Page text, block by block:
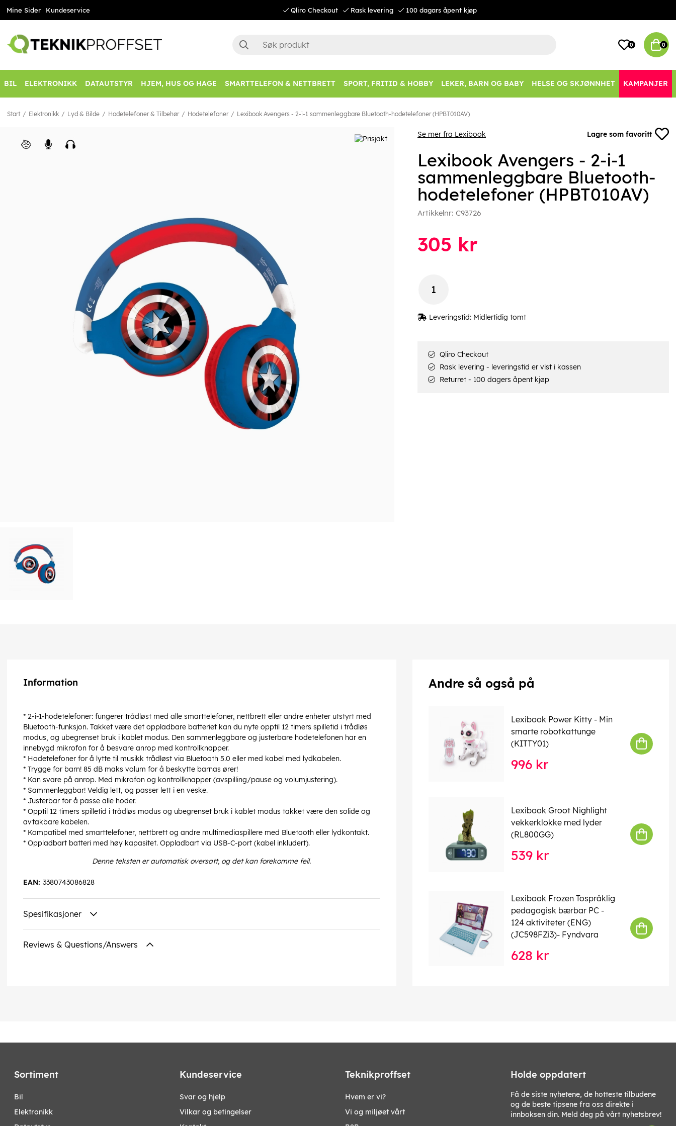
Mine Sider Kundeservice Qliro Checkout Rask levering 100 dagars åpent kjøp
0 0
BIL ELEKTRONIKK DATAUTSTYR HJEM, HUS OG HAGE SMARTTELEFON & NETTBRETT SPORT, FRITID & HOBBY LEKER, BARN OG BABY HELSE OG SKJØNNHET KAMPANJER
Start Elektronikk Lyd & Bilde Hodetelefoner & Tilbehør Hodetelefoner Lexibook Avengers - 2-i-1 sammenleggbare Bluetooth-hodetelefoner (HPBT010AV)
Se mer fra Lexibook Lagre som favoritt
Lexibook Avengers - 2-i-1
sammenleggbare Bluetooth-
hodetelefoner (HPBT010AV)
Artikkelnr: C93726
305 kr
Leveringstid: Midlertidig tomt
Qliro Checkout
Rask levering - leveringstid er vist i kassen
Returret - 100 dagers åpent kjøp
Information
* 2-i-1-hodetelefoner: fungerer trådløst med alle smarttelefoner, nettbrett eller andre enheter utstyrt med
Bluetooth-funksjon. Takket være det oppladbare batteriet kan du nyte opptil 12 timers spilletid i trådløs
modus, og ubegrenset bruk i kablet modus. Den sammenleggbare og justerbare hodetelefonen har en
innebygd mikrofon for å besvare anrop med kontrollknapper.
* Hodetelefoner for å lytte til musikk trådløst via Bluetooth 5.0 eller med kabel med lydkabelen.
* Trygge for barn! 85 dB maks volum for å beskytte barnas ører!
* Kan svare på anrop. Med mikrofon og kontrollknapper (avspilling/pause og volumjustering).
* Sammenleggbar! Veldig lett, og passer lett i en veske.
* Justerbar for å passe alle hoder.
* Opptil 12 timers spilletid i trådløs modus og ubegrenset bruk i kablet modus takket være den solide og
avtakbare kabelen.
* Kompatibel med smarttelefoner, nettbrett og andre multimediaspillere med Bluetooth eller lydkontakt.
* Oppladbart batteri med høy kapasitet. Oppladbart via USB-C-port (kabel inkludert).
Denne teksten er automatisk oversatt, og det kan forekomme feil.
3380743086828
EAN:
Spesifikasjoner
Reviews & Questions/Answers
Andre så også på
Lexibook Power Kitty - Min
smarte robotkattunge
(KITTY01)
996 kr
Lexibook Groot Nighlight
vekkerklokke med lyder
(RL800GG)
539 kr
Lexibook Frozen Tospråklig
pedagogisk bærbar PC -
124 aktiviteter (ENG)
(JC598FZi3)- Fyndvara
628 kr
Sortiment
bil
elektronikk
Kundeservice
Svar og hjelp
Vilkar og betingelser
Teknikproffset
Hvem er vi?
Vi og miljøet vårt
Holde oppdatert
Få de siste nyhetene, de hotteste tilbudene
og de beste tipsene fra oss direkte i
innboksen din. Meld deg på vårt nyhetsbrev!